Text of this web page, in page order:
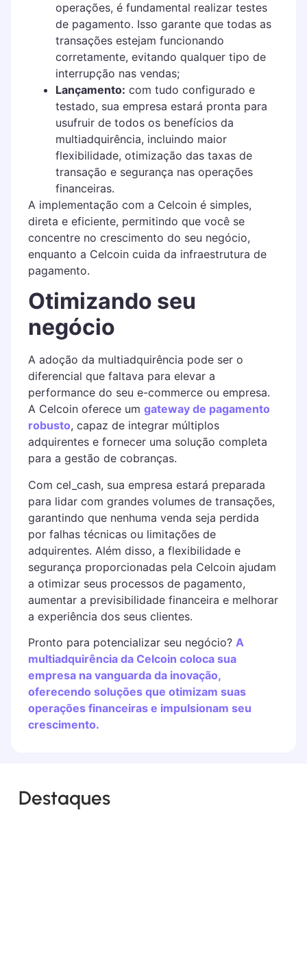
operações, é fundamental realizar testes
de pagamento. Isso garante que todas as
transações estejam funcionando
corretamente, evitando qualquer tipo de
interrupção nas vendas;
Lançamento: com tudo configurado e
testado, sua empresa estará pronta para
usufruir de todos os benefícios da
multiadquirência, incluindo maior
flexibilidade, otimização das taxas de
transação e segurança nas operações
financeiras.
A implementação com a Celcoin é simples,
direta e eficiente, permitindo que você se
concentre no crescimento do seu negócio,
enquanto a Celcoin cuida da infraestrutura de
pagamento.
Otimizando seu
negócio
A adoção da multiadquirência pode ser o
diferencial que faltava para elevar a
performance do seu e-commerce ou empresa.
A Celcoin oferece um gateway de pagamento
robusto, capaz de integrar múltiplos
adquirentes e fornecer uma solução completa
para a gestão de cobranças.
Com cel_cash, sua empresa estará preparada
para lidar com grandes volumes de transações,
garantindo que nenhuma venda seja perdida
por falhas técnicas ou limitações de
adquirentes. Além disso, a flexibilidade e
segurança proporcionadas pela Celcoin ajudam
a otimizar seus processos de pagamento,
aumentar a previsibilidade financeira e melhorar
a experiência dos seus clientes.
Pronto para potencializar seu negócio? A
multiadquirência da Celcoin coloca sua
empresa na vanguarda da inovação,
oferecendo soluções que otimizam suas
operações financeiras e impulsionam seu
crescimento.
Destaques